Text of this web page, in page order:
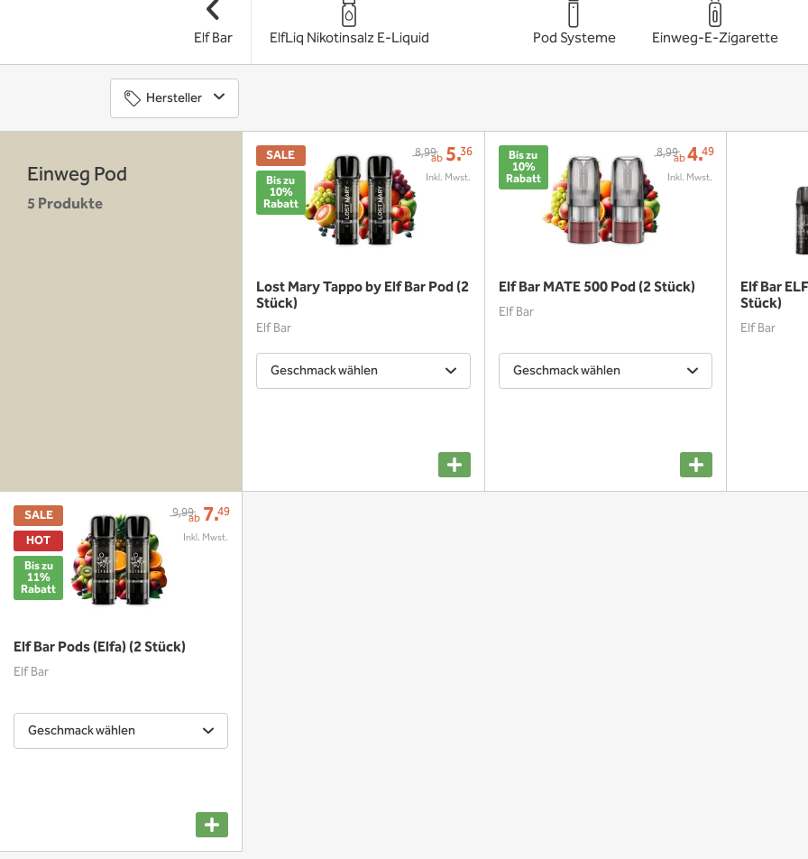
Elf Bar ElfLiq Nikotinsalz E-Liquid
Pod Systeme
Einweg-E-Zigarette
Hersteller
Einweg Pod
5 Produkte
ab
8,99 5.36
SALE
Bis zu
10%
Rabatt
Lost Mary Tappo by Elf Bar Pod (2
Stück)
Elf Bar
Geschmack wählen
ab
8,99 4.49
Bis zu
10%
Rabatt
Elf Bar MATE 500 Pod (2 Stück)
Elf Bar
Geschmack wählen
Elf Bar
Stück)
Elf Bar
ab
9,99 7.49
SALE
HOT
Bis zu
11%
Rabatt
Elf Bar Pods (Elfa) (2 Stück)
Elf Bar
Geschmack wählen